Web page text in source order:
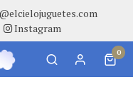
Instagram
0